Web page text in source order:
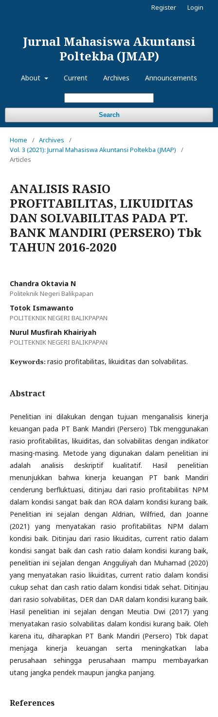
Jurnal Mahasiswa Akuntansi
Poltekba (JMAP)
About Current Archives Announcements
Search
Register Login
Home / Archives
/
Vol. 3 (2021): Jurnal Mahasiswa Akuntansi Poltekba (JMAP)
/
Articles
ANALISIS RASIO
PROFITABILITAS, LIKUIDITAS
DAN SOLVABILITAS PADA PT.
BANK MANDIRI (PERSERO) Tbk
TAHUN 2016-2020
Chandra Oktavia N
Politeknik Negeri Balikpapan
Totok Ismawanto
POLITEKNIK NEGERI BALIKPAPAN
Nurul Musfirah Khairiyah
POLITEKNIK NEGERI BALIKPAPAN
Keywords: rasio profitabilitas, likuiditas dan solvabilitas.
Abstract
Penelitian ini dilakukan dengan tujuan menganalisis kinerja
keuangan pada PT Bank Mandiri (Persero) Tbk menggunakan
rasio profitabilitas, likuiditas, dan solvabilitas dengan indikator
masing-masing. Metode yang digunakan dalam penelitian ini
adalah analisis deskriptif kualitatif. Hasil penelitian
menunjukkan bahwa kinerja keuangan PT bank Mandiri
cenderung berfluktuasi, ditinjau dari rasio profitabilitas NPM
dalam kondisi sangat baik dan ROA dalam kondisi kurang baik.
Penelitian ini sejalan dengan Aldrian, Wilfried, dan Joanne
(2021) yang menyatakan rasio profitabilitas NPM dalam
kondisi baik. Ditinjau dari rasio likuiditas, current ratio dalam
kondisi sangat baik dan cash ratio dalam kondisi kurang baik,
penelitian ini sejalan dengan Angguliyah dan Muhamad (2020)
yang menyatakan rasio likuiditas, current ratio dalam kondisi
cukup sehat dan cash ratio dalam kondisi tidak sehat. Ditinjau
dari rasio solvabilitas, DER dan DAR dalam kondisi kurang baik.
Hasil penelitian ini sejalan dengan Meutia Dwi (2017) yang
menyatakan rasio solvabilitas dalam kondisi kurang baik. Oleh
karena itu, diharapkan PT Bank Mandiri (Persero) Tbk dapat
menjaga kinerja keuangan serta meningkatkan laba
perusahaan sehingga perusahaan mampu membayarkan
utang jangka pendek maupun jangka panjang.
References